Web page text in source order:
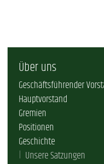
Über uns
Geschäftsführender
Hauptvorstand
Gremien
Positionen
Geschichte
Unsere Satzungen